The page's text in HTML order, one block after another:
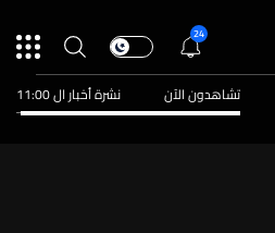
24
تشاهدون الآن نشرة أخبار ال 11:00